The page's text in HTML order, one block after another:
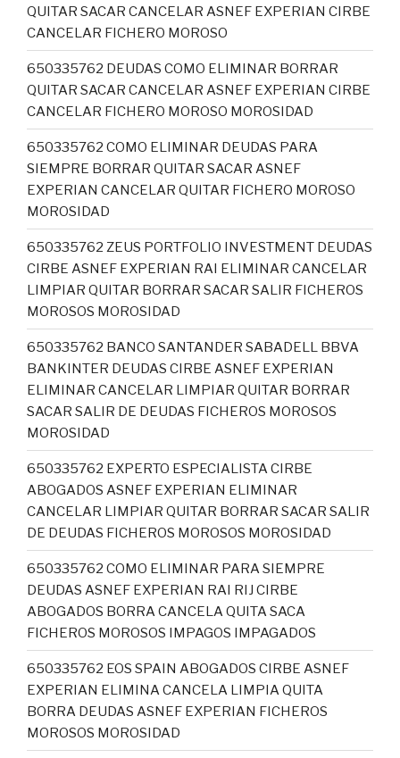
QUITAR SACAR CANCELAR ASNEF EXPERIAN CIRBE
CANCELAR FICHERO MOROSO
650335762 DEUDAS COMO ELIMINAR BORRAR
QUITAR SACAR CANCELAR ASNEF EXPERIAN CIRBE
CANCELAR FICHERO MOROSO MOROSIDAD
650335762 COMO ELIMINAR DEUDAS PARA
SIEMPRE BORRAR QUITAR SACAR ASNEF
EXPERIAN CANCELAR QUITAR FICHERO MOROSO
MOROSIDAD
650335762 ZEUS PORTFOLIO INVESTMENT DEUDAS
CIRBE ASNEF EXPERIAN RAI ELIMINAR CANCELAR
LIMPIAR QUITAR BORRAR SACAR SALIR FICHEROS
MOROSOS MOROSIDAD
650335762 BANCO SANTANDER SABADELL BBVA
BANKINTER DEUDAS CIRBE ASNEF EXPERIAN
ELIMINAR CANCELAR LIMPIAR QUITAR BORRAR
SACAR SALIR DE DEUDAS FICHEROS MOROSOS
MOROSIDAD
650335762 EXPERTO ESPECIALISTA CIRBE
ABOGADOS ASNEF EXPERIAN ELIMINAR
CANCELAR LIMPIAR QUITAR BORRAR SACAR SALIR
DE DEUDAS FICHEROS MOROSOS MOROSIDAD
650335762 COMO ELIMINAR PARA SIEMPRE
DEUDAS ASNEF EXPERIAN RAI RIJ CIRBE
ABOGADOS BORRA CANCELA QUITA SACA
FICHEROS MOROSOS IMPAGOS IMPAGADOS
650335762 EOS SPAIN ABOGADOS CIRBE ASNEF
EXPERIAN ELIMINA CANCELA LIMPIA QUITA
BORRA DEUDAS ASNEF EXPERIAN FICHEROS
MOROSOS MOROSIDAD